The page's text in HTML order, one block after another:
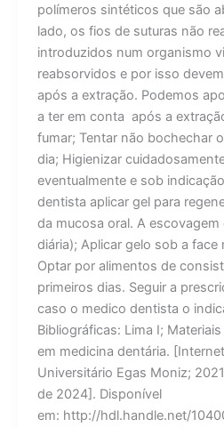
polímeros sintéticos que são
lado, os fios de suturas não
introduzidos num organismo
reabsorvidos e por isso
após a extração. Podemos
a ter em conta após a
fumar; Tentar não bochechar
dia; Higienizar
eventualmente e sob
dentista aplicar gel para
da mucosa oral. A
diária); Aplicar gelo sob a face
Optar por alimentos de
primeiros dias. Seguir a
caso o medico dentista o
Bibliográficas: Lima I;
em medicina dentária.
Universitário Egas Moniz;
de 2024]. Disponível
em: http://hdl.handle.net/